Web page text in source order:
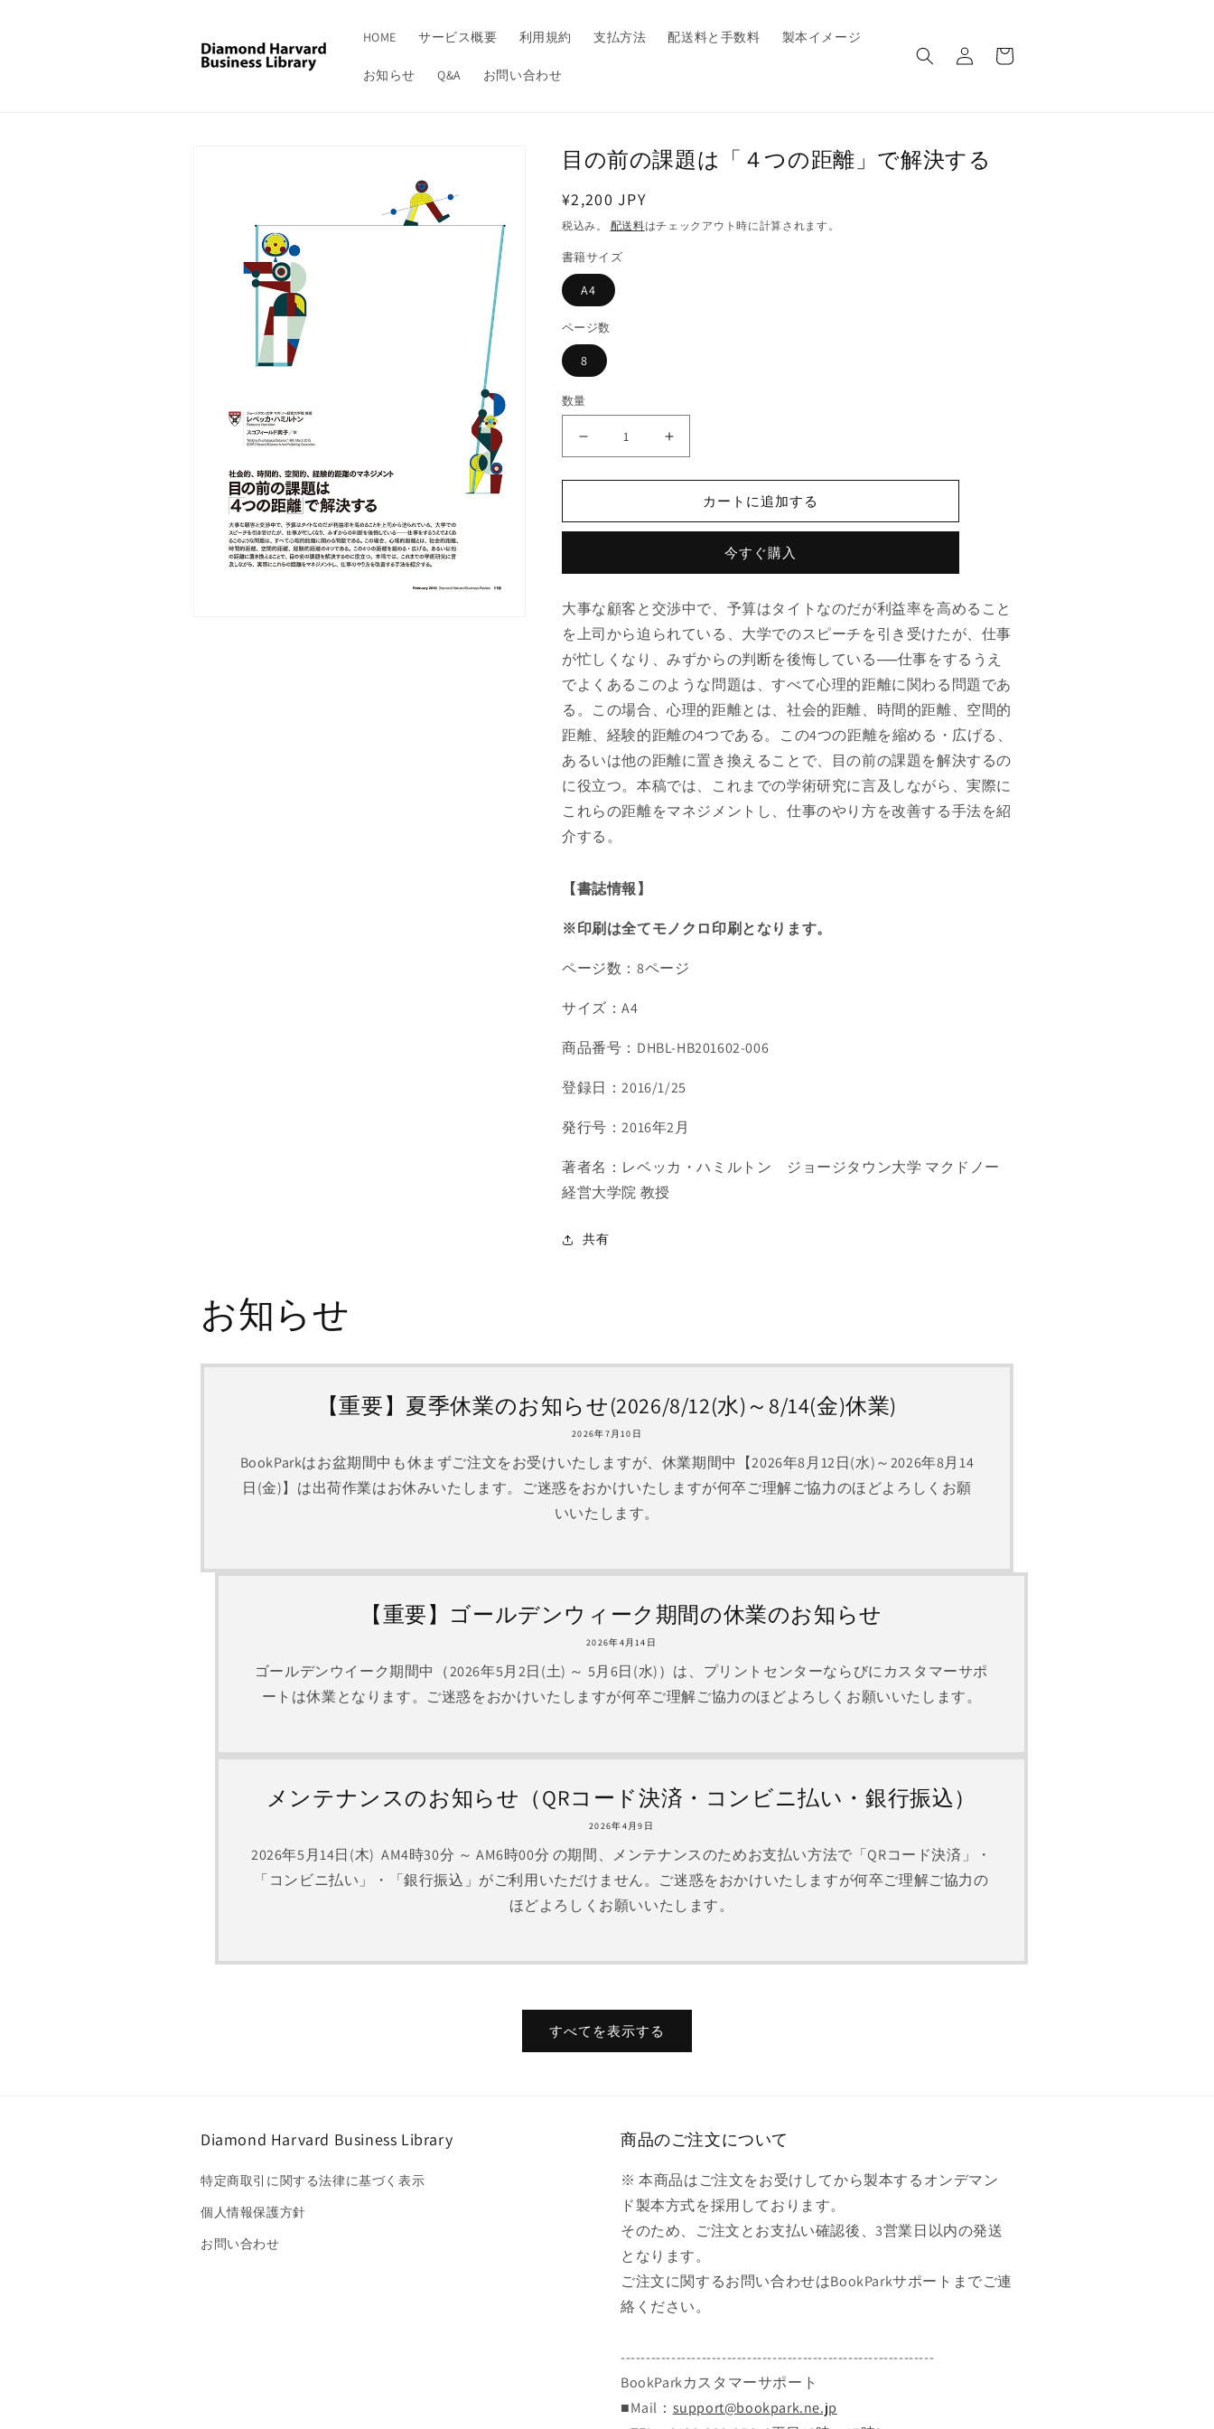
HOME サービス概要 利用規約 支払方法 配送料と手数料 製本イメージ
お知らせ Q&A お問い合わせ
グ
イ
ー
目の前の課題は「４つの距離」で解決する
通
常
価
格
¥2,200 JPY
税込み。 配送料はチェックアウト時に計算されます。
書籍サイズ
A4
ページ数
8
数量
課
は
「４
つ
の
距
離」
で
解
決
す
る
の
数
を
減
ら
目
課
は
「４
つ
の
距
離」
で
解
決
す
る
の
や
カートに追加する
今すぐ購入
大事な顧客と交渉中で、予算はタイトなのだが利益率を高めること
を上司から迫られている、大学でのスピーチを引き受けたが、仕事
が忙しくなり、みずからの判断を後悔している──仕事をするうえ
でよくあるこのような問題は、すべて心理的距離に関わる問題であ
る。この場合、心理的距離とは、社会的距離、時間的距離、空間的
距離、経験的距離の4つである。この4つの距離を縮める・広げる、
あるいは他の距離に置き換えることで、目の前の課題を解決するの
に役立つ。本稿では、これまでの学術研究に言及しながら、実際に
これらの距離をマネジメントし、仕事のやり方を改善する手法を紹
介する。
【書誌情報】
※印刷は全てモノクロ印刷となります。
ページ数：8ページ
サイズ：A4
商品番号：DHBL-HB201602-006
登録日：2016/1/25
発行号：2016年2月
著者名：レベッカ・ハミルトン ジョージタウン大学 マクドノー
経営大学院 教授
共有
お知らせ
【重要】夏季休業のお知らせ(2026/8/12(水)～8/14(金)休業)
2026年7月10日
BookParkはお盆期間中も休まずご注文をお受けいたしますが、休業期間中【2026年8月12日(水)～2026年8月14
日(金)】は出荷作業はお休みいたします。ご迷惑をおかけいたしますが何卒ご理解ご協力のほどよろしくお願
いいたします。
【重要】ゴールデンウィーク期間の休業のお知らせ
2026年4月14日
ゴールデンウイーク期間中（2026年5月2日(土) ～ 5月6日(水)）は、プリントセンターならびにカスタマーサポ
ートは休業となります。ご迷惑をおかけいたしますが何卒ご理解ご協力のほどよろしくお願いいたします。
メンテナンスのお知らせ（QRコード決済・コンビニ払い・銀行振込）
2026年4月9日
2026年5月14日(木) AM4時30分 ～ AM6時00分 の期間、メンテナンスのためお支払い方法で「QRコード決済」・
「コンビニ払い」・「銀行振込」がご利用いただけません。ご迷惑をおかけいたしますが何卒ご理解ご協力の
ほどよろしくお願いいたします。
すべてを表示する
Diamond Harvard Business Library
特定商取引に関する法律に基づく表示
個人情報保護方針
お問い合わせ
商品のご注文について
※ 本商品はご注文をお受けしてから製本するオンデマン
ド製本方式を採用しております。
そのため、ご注文とお支払い確認後、3営業日以内の発送
となります。
ご注文に関するお問い合わせはBookParkサポートまでご連
絡ください。
--------------------------------------------------------------
BookParkカスタマーサポート
■Mail： support@bookpark.ne.jp